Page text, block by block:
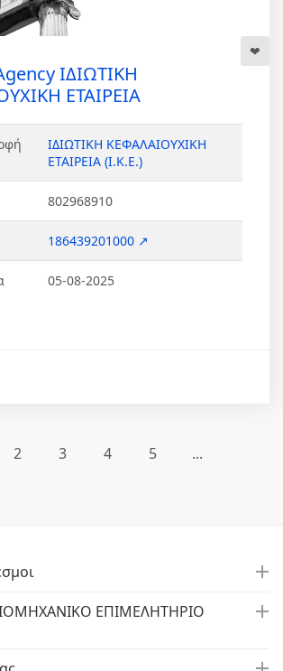
ΙΔΙΩΤΙΚΗ
ΕΤΑΙΡΕΙΑ
ΙΔΙΩΤΙΚΗ ΚΕΦΑΛΑΙΟΥΧΙΚΗ
ΕΤΑΙΡΕΙΑ (Ι.Κ.Ε.)
802968910
186439201000 ↗
05-08-2025
2 3 4 5 ...
ΕΠΙΜΕΛΗΤΗΡΙΟ